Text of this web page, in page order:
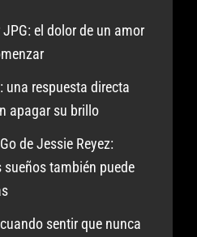
el dolor de un amor
una respuesta directa
apagar su brillo
de Jessie Reyez:
también puede
sentir que nunca